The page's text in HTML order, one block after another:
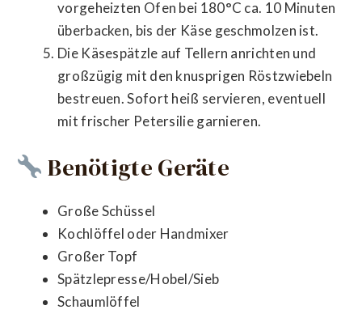
vorgeheizten Ofen bei 180°C ca. 10 Minuten
überbacken, bis der Käse geschmolzen ist.
Die Käsespätzle auf Tellern anrichten und
großzügig mit den knusprigen Röstzwiebeln
bestreuen. Sofort heiß servieren, eventuell
mit frischer Petersilie garnieren.
Benötigte Geräte
Große Schüssel
Kochlöffel oder Handmixer
Großer Topf
Spätzlepresse/Hobel/Sieb
Schaumlöffel